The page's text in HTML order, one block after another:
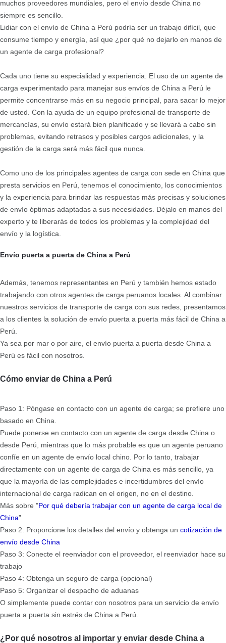
muchos proveedores mundiales, pero el envío desde China no
siempre es sencillo.
Lidiar con el envío de China a Perú podría ser un trabajo difícil, que
consume tiempo y energía, así que ¿por qué no dejarlo en manos de
un agente de carga profesional?
Cada uno tiene su especialidad y experiencia. El uso de un agente de
carga experimentado para manejar sus envíos de China a Perú le
permite concentrarse más en su negocio principal, para sacar lo mejor
de usted. Con la ayuda de un equipo profesional de transporte de
mercancías, su envío estará bien planificado y se llevará a cabo sin
problemas, evitando retrasos y posibles cargos adicionales, y la
gestión de la carga será más fácil que nunca.
Como uno de los principales agentes de carga con sede en China que
presta servicios en Perú, tenemos el conocimiento, los conocimientos
y la experiencia para brindar las respuestas más precisas y soluciones
de envío óptimas adaptadas a sus necesidades. Déjalo en manos del
experto y te liberarás de todos los problemas y la complejidad del
envío y la logística.
Envío puerta a puerta de China a Perú
Además, tenemos representantes en Perú y también hemos estado
trabajando con otros agentes de carga peruanos locales. Al combinar
nuestros servicios de transporte de carga con sus redes, presentamos
a los clientes la solución de envío puerta a puerta más fácil de China a
Perú.
Ya sea por mar o por aire, el envío puerta a puerta desde China a
Perú es fácil con nosotros.
Cómo enviar de China a Perú
Paso 1: Póngase en contacto con un agente de carga; se prefiere uno
basado en China.
Puede ponerse en contacto con un agente de carga desde China o
desde Perú, mientras que lo más probable es que un agente peruano
confíe en un agente de envío local chino. Por lo tanto, trabajar
directamente con un agente de carga de China es más sencillo, ya
que la mayoría de las complejidades e incertidumbres del envío
internacional de carga radican en el origen, no en el destino.
Más sobre "Por qué debería trabajar con un agente de carga local de
China”
Paso 2: Proporcione los detalles del envío y obtenga un cotización de
envío desde China
Paso 3: Conecte el reenviador con el proveedor, el reenviador hace su
trabajo
Paso 4: Obtenga un seguro de carga (opcional)
Paso 5: Organizar el despacho de aduanas
O simplemente puede contar con nosotros para un servicio de envío
puerta a puerta sin estrés de China a Perú.
¿Por qué nosotros al importar y enviar desde China a